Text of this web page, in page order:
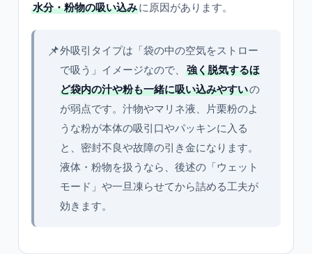
水分・粉物の吸い込みに原因があります。
📌外吸引タイプは「袋の中の空気をストロー
で吸う」イメージなので、
強く脱気するほ
ど袋内の汁や粉も一緒に吸い込みやすいの
が弱点です。汁物やマリネ液、片栗粉のよ
うな粉が本体の吸引口やパッキンに入る
と、密封不良や故障の引き金になります。
液体・粉物を扱うなら、後述の「ウェット
モード」や一旦凍らせてから詰める工夫が
効きます。